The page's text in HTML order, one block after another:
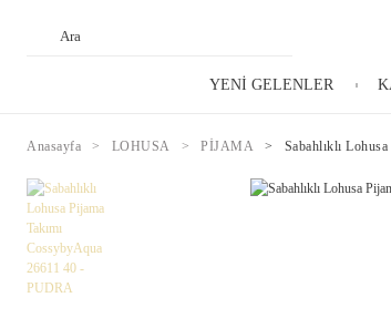
YENİ GELENLER
Anasayfa LOHUSA PİJAMA Sabahlıklı